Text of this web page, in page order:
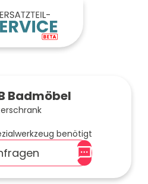
Badmöbel
benötigt